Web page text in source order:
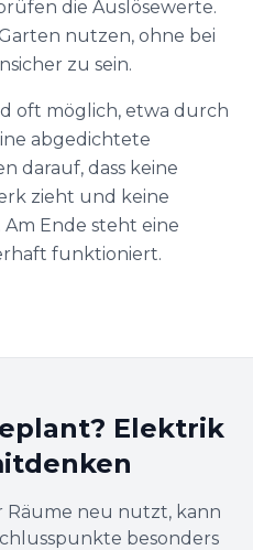
die Auslösewerte.
nutzen, ohne bei
zu sein.
oft möglich, etwa durch
abgedichtete
darauf, dass keine
zieht und keine
Ende steht eine
funktioniert.
Elektrik
Räume neu nutzt, kann
besonders